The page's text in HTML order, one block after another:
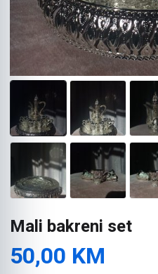
Mali bakreni set
50,00 KM